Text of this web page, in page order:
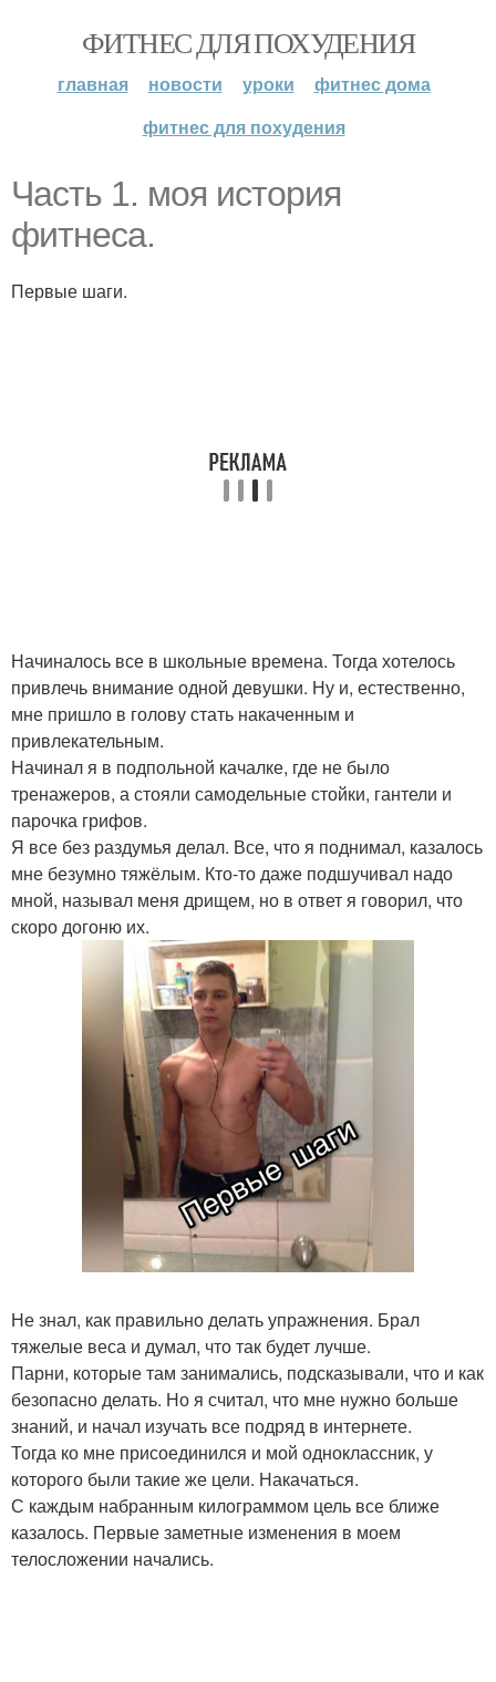
ФИТНЕС ДЛЯ ПОХУДЕНИЯ
главная новости уроки
фитнес дома
фитнес для похудения
Часть 1. моя история
фитнеса.
Первые шаги.
Начиналось все в школьные времена. Тогда хотелось
привлечь внимание одной девушки. Ну и, естественно,
мне пришло в голову стать накаченным и
привлекательным.
Начинал я в подпольной качалке, где не было
тренажеров, а стояли самодельные стойки, гантели и
парочка грифов.
Я все без раздумья делал. Все, что я поднимал, казалось
мне безумно тяжёлым. Кто-то даже подшучивал надо
мной, называл меня дрищем, но в ответ я говорил, что
скоро догоню их.
Не знал, как правильно делать упражнения. Брал
тяжелые веса и думал, что так будет лучше.
Парни, которые там занимались, подсказывали, что и как
безопасно делать. Но я считал, что мне нужно больше
знаний, и начал изучать все подряд в интернете.
Тогда ко мне присоединился и мой одноклассник, у
которого были такие же цели. Накачаться.
С каждым набранным килограммом цель все ближе
казалось. Первые заметные изменения в моем
телосложении начались.